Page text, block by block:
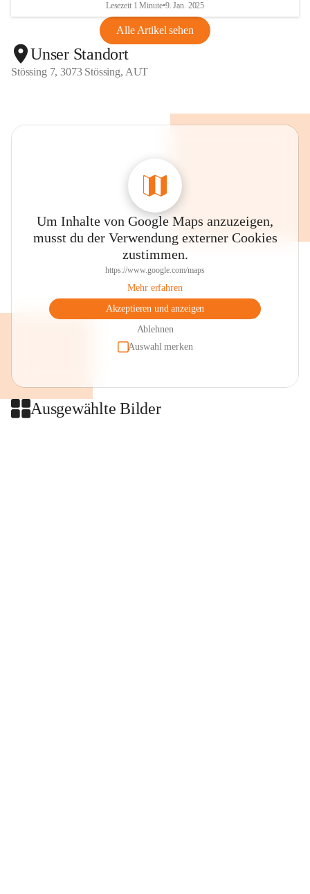
Lesezeit 1 Minute•9. Jan. 2025
Alle Artikel sehen
Unser Standort
Stössing 7, 3073 Stössing, AUT
Um Inhalte von Google Maps anzuzeigen,
musst du der Verwendung externer Cookies
zustimmen.
https://www.google.com/maps
Mehr erfahren
Akzeptieren und anzeigen
Ablehnen
Auswahl merken
Ausgewählte Bilder